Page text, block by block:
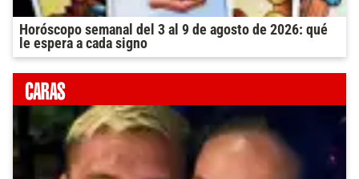
Horóscopo semanal del 3 al 9 de agosto de 2026: qué
le espera a cada signo